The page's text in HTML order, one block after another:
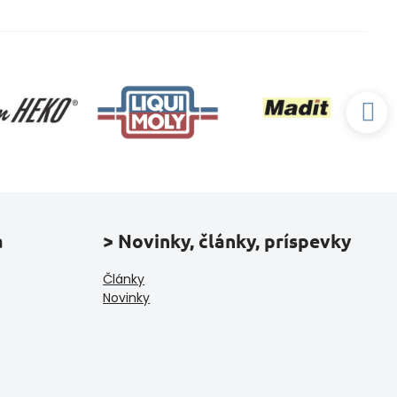
> Novinky, články, príspevky
Články
Novinky